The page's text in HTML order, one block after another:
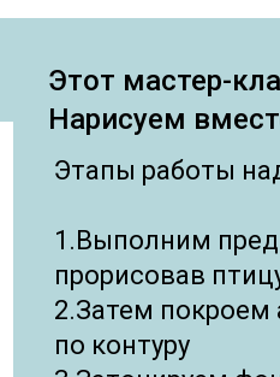
Этот мастер-
Нарисуем
Этапы работы
1.Выполним
прорисовав
2.Затем покроем
по контуру